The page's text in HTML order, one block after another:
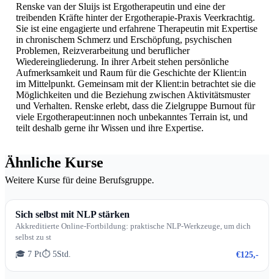
Renske van der Sluijs ist Ergotherapeutin und eine der
treibenden Kräfte hinter der Ergotherapie-Praxis Veerkrachtig.
Sie ist eine engagierte und erfahrene Therapeutin mit Expertise
in chronischem Schmerz und Erschöpfung, psychischen
Problemen, Reizverarbeitung und beruflicher
Wiedereingliederung. In ihrer Arbeit stehen persönliche
Aufmerksamkeit und Raum für die Geschichte der Klient:in
im Mittelpunkt. Gemeinsam mit der Klient:in betrachtet sie die
Möglichkeiten und die Beziehung zwischen Aktivitätsmuster
und Verhalten. Renske erlebt, dass die Zielgruppe Burnout für
viele Ergotherapeut:innen noch unbekanntes Terrain ist, und
teilt deshalb gerne ihr Wissen und ihre Expertise.
Ähnliche Kurse
Weitere Kurse für deine Berufsgruppe.
Sich selbst mit NLP stärken
Akkreditierte Online-Fortbildung: praktische NLP-Werkzeuge, um dich
selbst zu st
🎓 7 Pt⏱ 5Std. €125,-